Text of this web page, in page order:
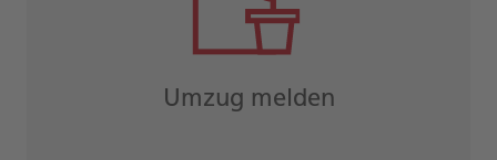
Umzug melden